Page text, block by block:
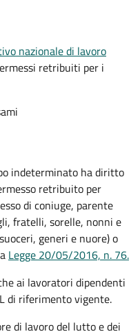
nazionale di lavoro
retribuiti per i
indeterminato ha diritto
retribuito per
di coniuge, parente
fratelli, sorelle, nonni e
generi e nuore) o
Legge 20/05/2016, n. 76.
ai lavoratori dipendenti
di riferimento vigente.
di lavoro del lutto e dei